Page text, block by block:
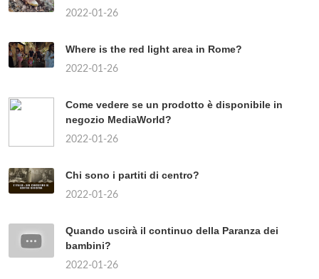
2022-01-26
Where is the red light area in Rome?
2022-01-26
Come vedere se un prodotto è disponibile in
negozio MediaWorld?
2022-01-26
Chi sono i partiti di centro?
2022-01-26
Quando uscirà il continuo della Paranza dei
bambini?
2022-01-26